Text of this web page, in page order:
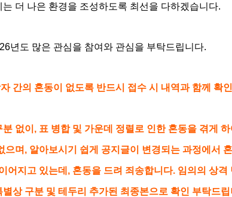
는 더 나은 환경을 조성하도록 최선을 다하겠습니다.
년도 많은 관심을 참여와 관심을 부탁드립니다.
간의 혼동이 없도록 반드시 접수 시 내역과 함께 확
없이, 표 병합 및 가운데 정렬로 인한 혼동을 겪게
으며, 알아보시기 쉽게 공지글이 변경되는 과정에서
어지고 있는데, 혼동을 드려 죄송합니다. 임의의 상격
별상 구분 및 테두리 추가된 최종본으로 확인 부탁드